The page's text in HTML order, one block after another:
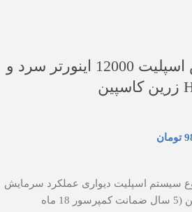
کولر گازی هایسنس اسپلیت 12000 اینورتر سرد و
تومان
سیستم اسپلیت دیواری عملکرد سرمایش
ماه